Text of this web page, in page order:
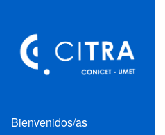
Bienvenidos/as